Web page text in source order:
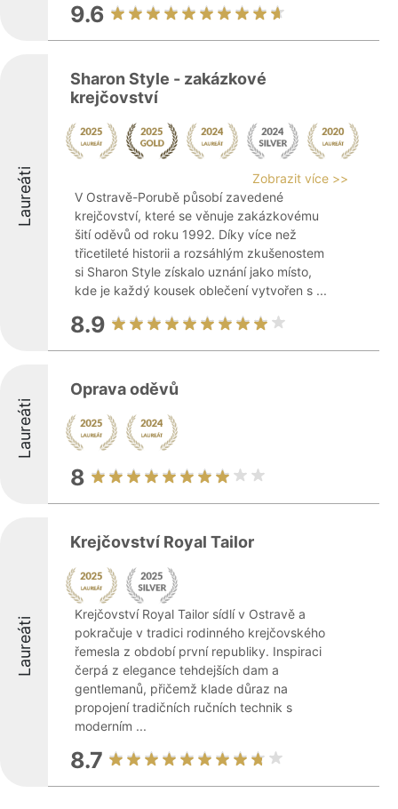
9.6
Laureáti
Sharon Style - zakázkové
krejčovství
Zobrazit více >>
V Ostravě-Porubě působí zavedené
krejčovství, které se věnuje zakázkovému
šití oděvů od roku 1992. Díky více než
třicetileté historii a rozsáhlým zkušenostem
si Sharon Style získalo uznání jako místo,
kde je každý kousek oblečení vytvořen s ...
8.9
Laureáti
Oprava oděvů
8
Laureáti
Krejčovství Royal Tailor
Krejčovství Royal Tailor sídlí v Ostravě a
pokračuje v tradici rodinného krejčovského
řemesla z období první republiky. Inspiraci
čerpá z elegance tehdejších dam a
gentlemanů, přičemž klade důraz na
propojení tradičních ručních technik s
moderním ...
8.7